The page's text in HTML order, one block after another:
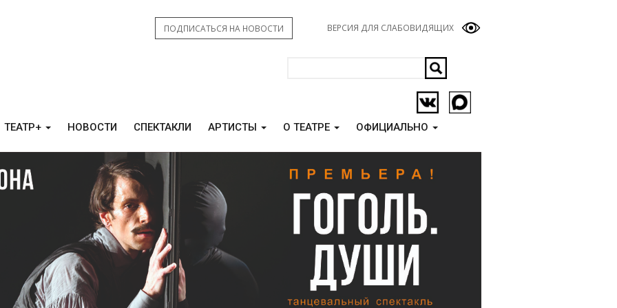
ВЕРСИЯ ДЛЯ СЛАБОВИДЯЩИХ
ПОДПИСАТЬСЯ НА НОВОСТИ
ТЕАТР+ НОВОСТИ СПЕКТАКЛИ АРТИСТЫ О ТЕАТРЕ ОФИЦИАЛЬНО
КОНТАКТЫ